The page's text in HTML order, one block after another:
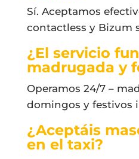
Sí. Aceptamos
contactless y Bizum
¿El servicio
madrugada y
Operamos 24/7 –
domingos y festivos
¿Aceptáis
en el taxi?